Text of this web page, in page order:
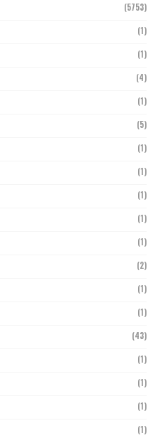
(5753)
(1)
(1)
(4)
(1)
(5)
(1)
(1)
(1)
(1)
(1)
(2)
(1)
(1)
(43)
(1)
(1)
(1)
(1)